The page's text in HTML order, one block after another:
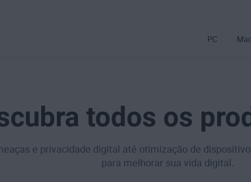
PC
todos os
e privacidade digital até otimização de
para melhorar sua vida digital.